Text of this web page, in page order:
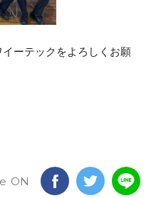
ーテックをよろしくお願
ON